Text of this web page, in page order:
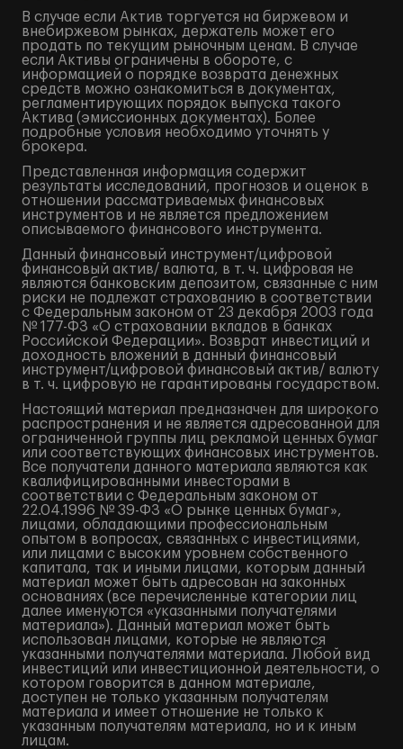
В случае если Актив торгуется на биржевом и
внебиржевом рынках, держатель может его
продать по текущим рыночным ценам. В случае
если Активы ограничены в обороте, с
информацией о порядке возврата денежных
средств можно ознакомиться в документах,
регламентирующих порядок выпуска такого
Актива (эмиссионных документах). Более
подробные условия необходимо уточнять у
брокера.
Представленная информация содержит
результаты исследований, прогнозов и оценок в
отношении рассматриваемых финансовых
инструментов и не является предложением
описываемого финансового инструмента.
Данный финансовый инструмент/цифровой
финансовый актив/ валюта, в т. ч. цифровая не
являются банковским депозитом, связанные с ним
риски не подлежат страхованию в соответствии
с Федеральным законом от 23 декабря 2003 года
№ 177-ФЗ «О страховании вкладов в банках
Российской Федерации». Возврат инвестиций и
доходность вложений в данный финансовый
инструмент/цифровой финансовый актив/ валюту
в т. ч. цифровую не гарантированы государством.
Настоящий материал предназначен для широкого
распространения и не является адресованной для
ограниченной группы лиц рекламой ценных бумаг
или соответствующих финансовых инструментов.
Все получатели данного материала являются как
квалифицированными инвесторами в
соответствии с Федеральным законом от
22.04.1996 № 39-ФЗ «О рынке ценных бумаг»,
лицами, обладающими профессиональным
опытом в вопросах, связанных с инвестициями,
или лицами с высоким уровнем собственного
капитала, так и иными лицами, которым данный
материал может быть адресован на законных
основаниях (все перечисленные категории лиц
далее именуются «указанными получателями
материала»). Данный материал может быть
использован лицами, которые не являются
указанными получателями материала. Любой вид
инвестиций или инвестиционной деятельности, о
котором говорится в данном материале,
доступен не только указанным получателям
материала и имеет отношение не только к
указанным получателям материала, но и к иным
лицам.